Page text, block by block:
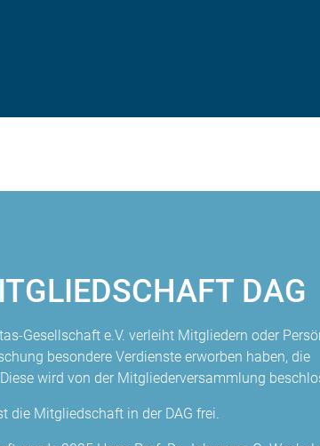
DAG
Gesellschaft e.V. verleiht Mitgliedern oder
besondere Verdienste erworben haben, die
wird von der Mitgliederversammlung
die Mitgliedschaft in der DAG frei.